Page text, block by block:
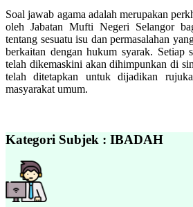
Soal jawab agama adalah merupakan
oleh Jabatan Mufti Negeri Selangor
tentang sesuatu isu dan permasalahan
berkaitan dengan hukum syarak. Setiap
telah dikemaskini akan dihimpunkan di
telah ditetapkan untuk dijadikan
masyarakat umum.
Kategori Subjek : IBADAH